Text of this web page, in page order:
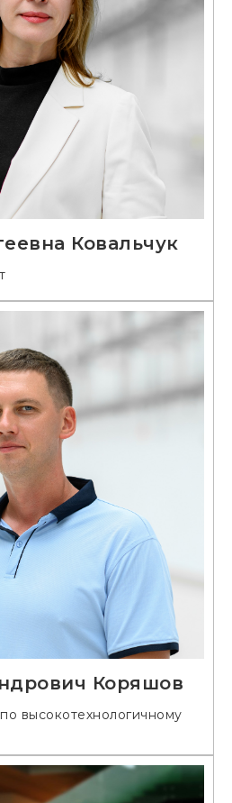
Ковальчук
Коряшов
высокотехнологичному